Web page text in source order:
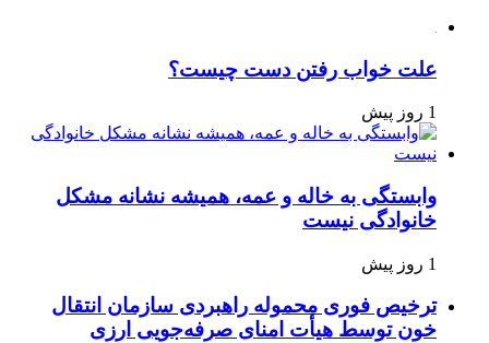
علت خواب رفتن دست چیست؟
1 روز پیش
وابستگی به خاله و عمه، همیشه نشانه مشکل
خانوادگی نیست
1 روز پیش
ترخیص فوری محموله راهبردی سازمان انتقال
خون توسط هیأت امنای صرفه‌جویی ارزی